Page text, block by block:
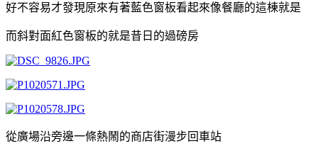
好不容易才發現原來有著藍色窗板看起來像餐廳的這棟就是
而斜對面紅色窗板的就是昔日的過磅房
從廣場沿旁邊一條熱鬧的商店街漫步回車站